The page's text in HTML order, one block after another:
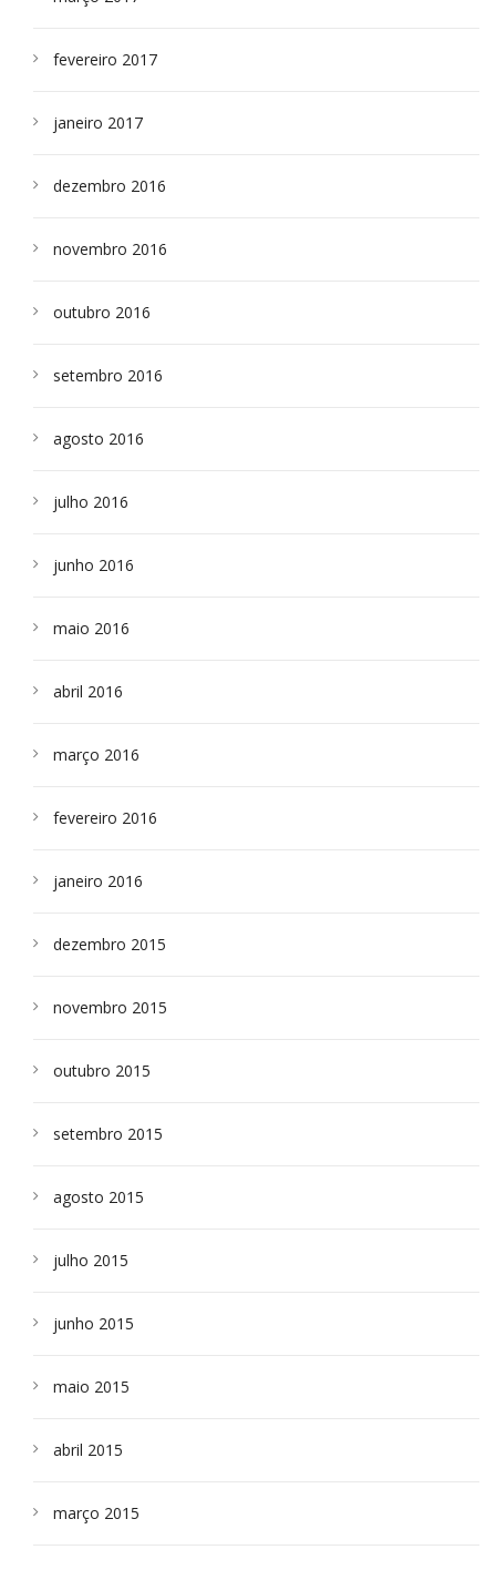
fevereiro 2017
janeiro 2017
dezembro 2016
novembro 2016
outubro 2016
setembro 2016
agosto 2016
julho 2016
junho 2016
maio 2016
abril 2016
março 2016
fevereiro 2016
janeiro 2016
dezembro 2015
novembro 2015
outubro 2015
setembro 2015
agosto 2015
julho 2015
junho 2015
maio 2015
abril 2015
março 2015